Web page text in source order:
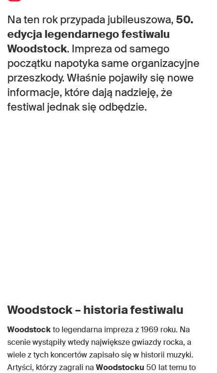
Na ten rok przypada jubileuszowa, 50.
edycja legendarnego festiwalu
Woodstock. Impreza od samego
początku napotyka same organizacyjne
przeszkody. Właśnie pojawiły się nowe
informacje, które dają nadzieję, że
festiwal jednak się odbędzie.
Woodstock – historia festiwalu
Woodstockto legendarna impreza z 1969 roku. Na
scenie wystąpiły wtedy największe gwiazdy rocka, a
wiele z tych koncertów zapisało się w historii muzyki.
Artyści, którzy zagrali naWoodstocku 50 lat temu to